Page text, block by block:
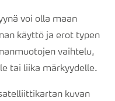
voi olla maan
käyttö ja erot typen
vaihtelu,
tai liika märkyydelle.
kuvan